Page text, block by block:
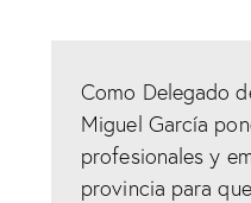
Como Delegado
Miguel García
profesionales y
provincia para